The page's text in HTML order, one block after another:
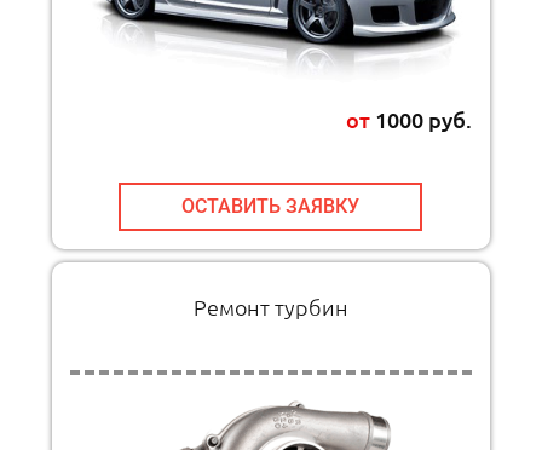
от1000 руб.
ОСТАВИТЬ ЗАЯВКУ
Ремонт турбин